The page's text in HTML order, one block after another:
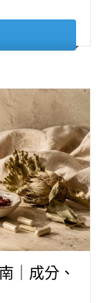
｜成分、